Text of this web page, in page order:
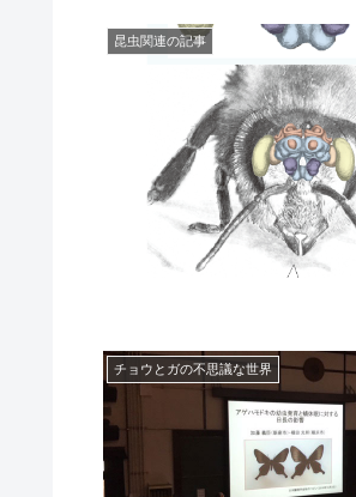
昆虫関連の記事
チョウとガの不思議な世界